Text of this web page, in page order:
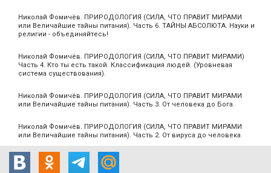
Николай Фомичёв. ПРИРОДОЛОГИЯ (СИЛА, ЧТО ПРАВИТ МИРАМИ
или Величайшие тайны питания). Часть 6. ТАЙНЫ АБСОЛЮТА. Науки и
религии - объединяйтесь!
Николай Фомичёв. ПРИРОДОЛОГИЯ (СИЛА, ЧТО ПРАВИТ МИРАМИ)
Часть 4. Кто ты есть такой. Классификация людей. (Уровневая
система существования).
Николай Фомичёв. ПРИРОДОЛОГИЯ (СИЛА, ЧТО ПРАВИТ МИРАМИ
или Величайшие тайны питания). Часть 3. От человека до Бога.
Николай Фомичёв. ПРИРОДОЛОГИЯ (СИЛА, ЧТО ПРАВИТ МИРАМИ
или Величайшие тайны питания). Часть 2. От вируса до человека